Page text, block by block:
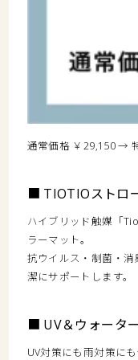
通常価格 ￥29,150 →
■ TIOTIOストロ
ハイブリッド触媒「
ラーマット。
抗ウイルス・制菌・
潔にサポートします。
■ UV＆ウォータ
UV対策にも雨対策に